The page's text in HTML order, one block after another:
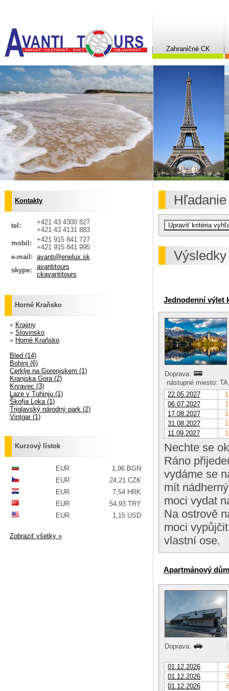
Zahraničné CK
Jednodenní výlet
Doprava:
nástupné miesto:
22.05.2027
06.07.2027
17.08.2027
31.08.2027
11.09.2027
Nechte se
Ráno
vydáme se
mít
moci vydat
Na ostrově
moci
vlastní ose.
Apartmánový
Doprava:
01.12.2026
01.12.2026
01.12.2026
Kontakty
tel:
+421 43 4300 827
+421 43 4131 883
mobil:
+421 915 841 727
+421 915 841 995
e-mail: avanti@enelux.sk
skype:
avantitours
ckavantitours
Horné Kraňsko
« Krajiny
« Slovinsko
« Horné Kraňsko
Bled (14)
Bohinj (6)
Cerklje na Gorenjskem (1)
Kranjska Gora (2)
Krvavec (3)
Laze v Tuhinju (1)
Škofja Loka (1)
Triglavský národný park (2)
Vintgar (1)
Kurzový lístok
EUR
1,96 BGN
EUR
24,21 CZK
EUR
7,54 HRK
EUR
54,93 TRY
EUR
1,15 USD
Zobraziť všetky »